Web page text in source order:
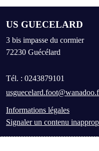
US GUECELARD
3 bis impasse du cormier
72230 Guécélard
Tél. : 0243879101
Informations légales
Signaler un contenu